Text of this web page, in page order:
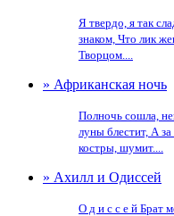
Я твердо, я так
знаком, Что лик
Творцом....
» Африканская ночь
Полночь сошла,
луны блестит, А
костры, шумит....
» Ахилл и Одиссей
О д и с с е й Брат